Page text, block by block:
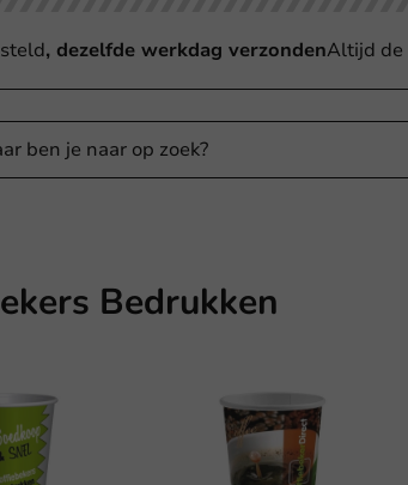
, dezelfde werkdag verzondenAltijd de
Bedrukken